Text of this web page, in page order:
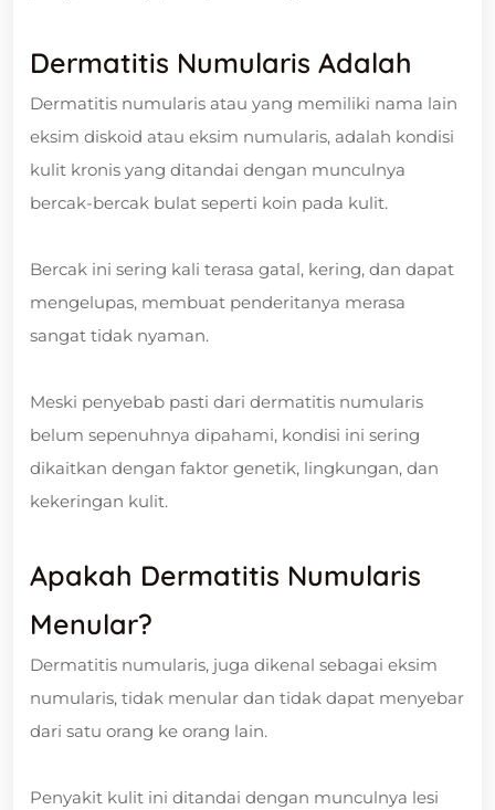
Dermatitis Numularis Adalah
Dermatitis numularis atau yang memiliki nama lain
eksim diskoid atau eksim numularis, adalah kondisi
kulit kronis yang ditandai dengan munculnya
bercak-bercak bulat seperti koin pada kulit.
Bercak ini sering kali terasa gatal, kering, dan dapat
mengelupas, membuat penderitanya merasa
sangat tidak nyaman.
Meski penyebab pasti dari dermatitis numularis
belum sepenuhnya dipahami, kondisi ini sering
dikaitkan dengan faktor genetik, lingkungan, dan
kekeringan kulit.
Apakah Dermatitis Numularis
Menular?
Dermatitis numularis, juga dikenal sebagai eksim
numularis, tidak menular dan tidak dapat menyebar
dari satu orang ke orang lain.
Penyakit kulit ini ditandai dengan munculnya lesi